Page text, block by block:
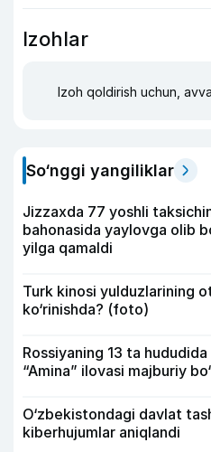
Izohlar
Izoh qoldirish uchun,
So‘nggi yangiliklar
Jizzaxda 77 yoshli
bahonasida yaylovga olib
yilga qamaldi
Turk kinosi yulduzlarining
ko‘rinishda? (foto)
Rossiyaning 13 ta
“Amina” ilovasi majburiy
O‘zbekistondagi davlat
kiberhujumlar aniqlandi